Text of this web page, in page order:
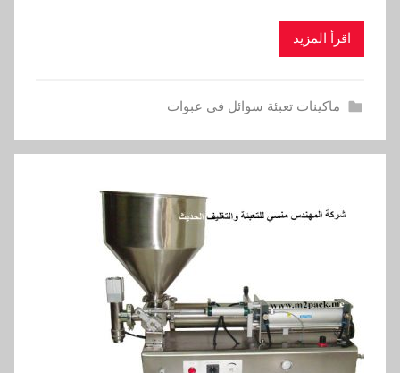
اقرأ المزيد
ماكينات تعبئة سوائل فى عبوات